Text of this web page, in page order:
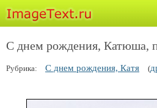
С днем рождения, Катюша,
Рубрика: С днем рождения, Катя (